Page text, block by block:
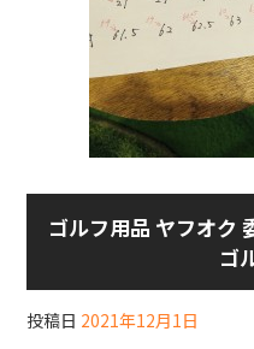
ゴルフ用品 ヤフオク
ゴ
投稿日 2021年12月1日